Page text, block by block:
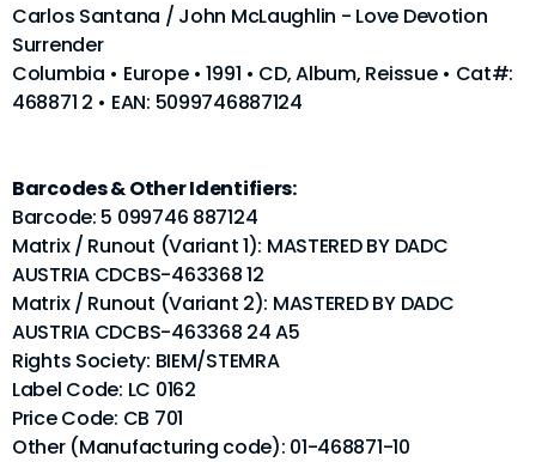
Carlos Santana / John McLaughlin - Love Devotion
Surrender
Columbia • Europe • 1991 • CD, Album, Reissue • Cat#:
468871 2 • EAN: 5099746887124
Barcodes & Other Identifiers:
Barcode: 5 099746 887124
Matrix / Runout (Variant 1): MASTERED BY DADC
AUSTRIA CDCBS-463368 12
Matrix / Runout (Variant 2): MASTERED BY DADC
AUSTRIA CDCBS-463368 24 A5
Rights Society: BIEM/STEMRA
Label Code: LC 0162
Price Code: CB 701
Other (Manufacturing code): 01-468871-10